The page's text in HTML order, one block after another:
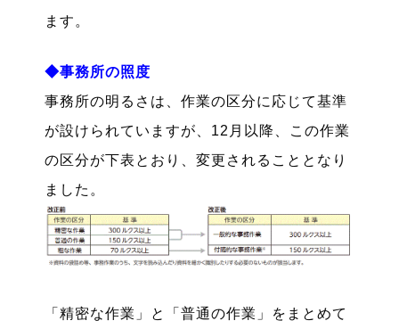
ます。
◆事務所の照度
事務所の明るさは、作業の区分に応じて基準
が設けられていますが、12月以降、この作業
の区分が下表とおり、変更されることとなり
ました。
「精密な作業」と「普通の作業」をまとめて